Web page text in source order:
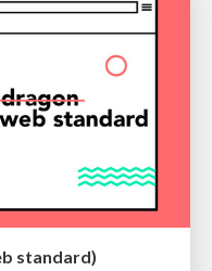
standard)